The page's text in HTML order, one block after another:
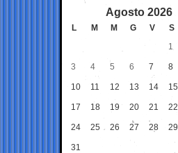
Agosto 2026
L M M G V S
1
3 4 5 6 7 8
10 11 12 13 14 15
17 18 19 20 21 22
24 25 26 27 28 29
31